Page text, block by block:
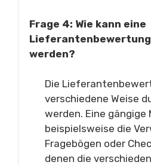
Frage 4: Wie kann eine
werden?
Die
verschiedene Weise
werden. Eine gängige
beispielsweise die
Fragebögen oder
denen die